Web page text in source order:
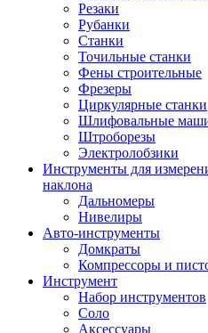
Резаки
Рубанки
Станки
Точильные станки
Фены строительные
Фрезеры
Циркулярные станки
Шлифовальные
Штроборезы
Электролобзики
Инструменты для
наклона
Дальномеры
Нивелиры
Авто-инструменты
Домкраты
Компрессоры и
Инструмент
Набор инструментов
Соло
Аксессуары